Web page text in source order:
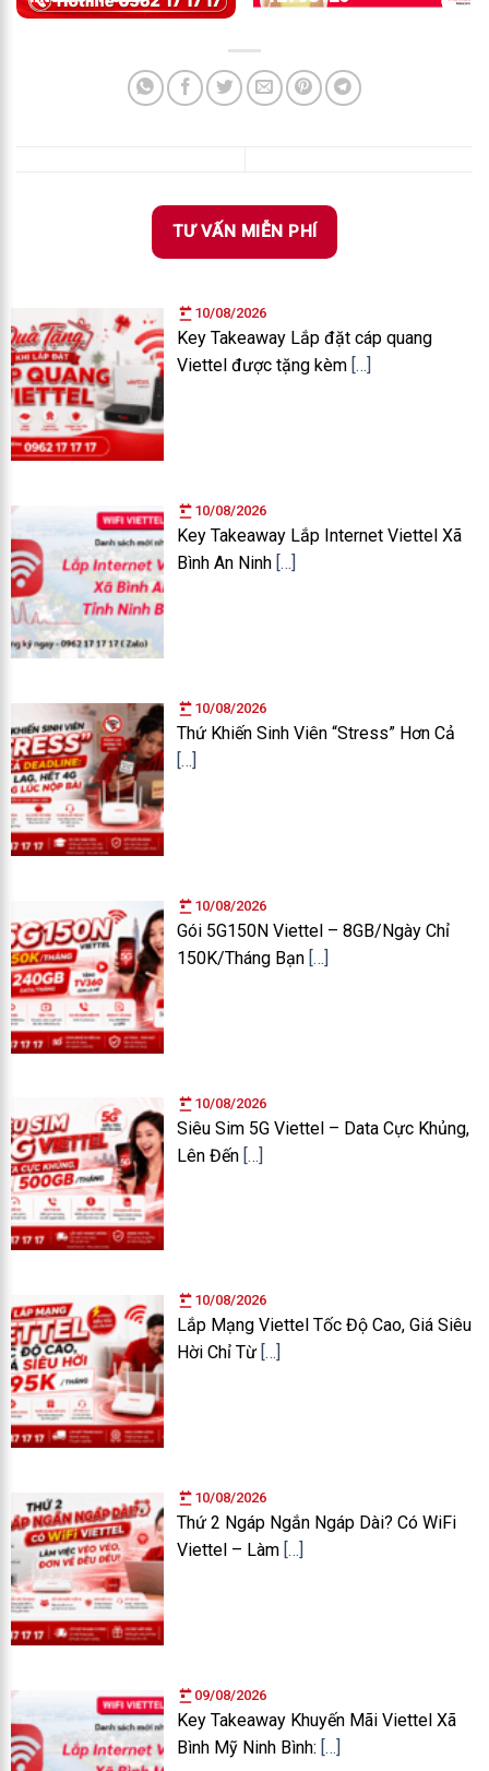
10/08/2026
Key Takeaway Lắp đặt cáp quang
Viettel được tặng kèm […]
10/08/2026
Key Takeaway Lắp Internet Viettel Xã
Bình An Ninh […]
10/08/2026
Thứ Khiến Sinh Viên “Stress” Hơn Cả
[…]
10/08/2026
Gói 5G150N Viettel – 8GB/Ngày Chỉ
150K/Tháng Bạn […]
10/08/2026
Siêu Sim 5G Viettel – Data Cực Khủng,
Lên Đến […]
10/08/2026
Lắp Mạng Viettel Tốc Độ Cao, Giá Siêu
Hời Chỉ Từ […]
10/08/2026
Thứ 2 Ngáp Ngắn Ngáp Dài? Có WiFi
Viettel – Làm […]
09/08/2026
Key Takeaway Khuyến Mãi Viettel Xã
Bình Mỹ Ninh Bình: […]
TƯ VẤN MIỄN PHÍ